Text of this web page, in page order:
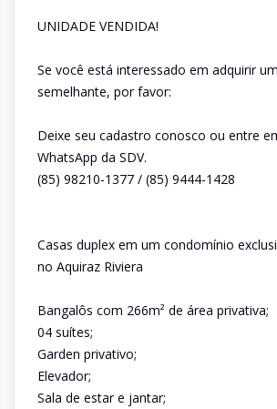
UNIDADE VENDIDA!
Se você está interessado em adquirir
semelhante, por favor:
Deixe seu cadastro conosco ou entre
WhatsApp da SDV.
(85) 98210-1377 / (85) 9444-1428
Casas duplex em um condomínio
no Aquiraz Riviera
Bangalôs com 266m² de área privativa;
04 suítes;
Garden privativo;
Elevador;
Sala de estar e jantar;